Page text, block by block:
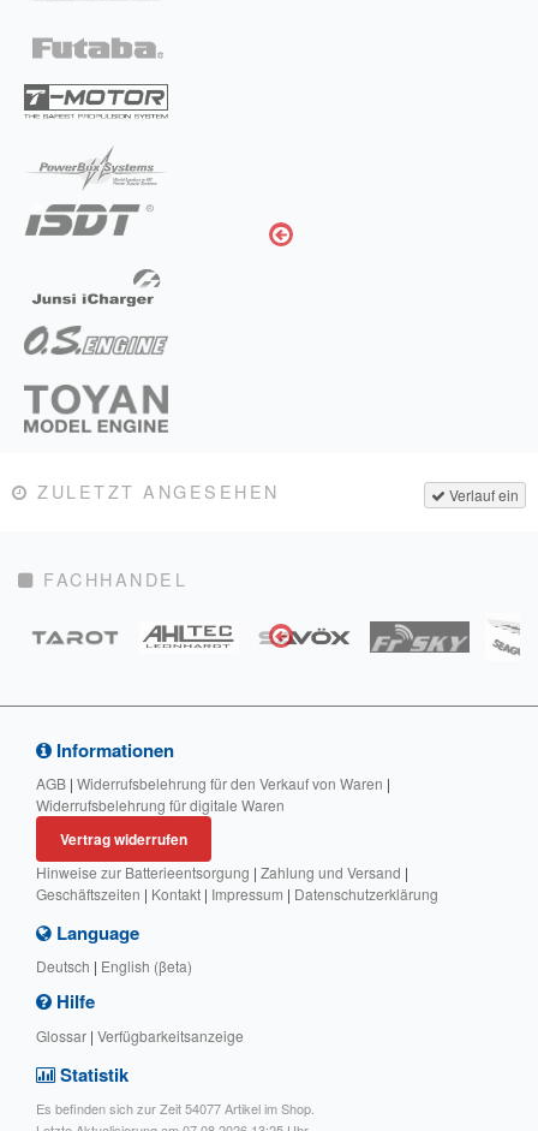
Verlauf ein
ZULETZT ANGESEHEN
FACHHANDEL
Informationen
AGB | Widerrufsbelehrung für den Verkauf von Waren |
Widerrufsbelehrung für digitale Waren
Vertrag widerrufen
Hinweise zur Batterieentsorgung | Zahlung und Versand |
Geschäftszeiten | Kontakt | Impressum | Datenschutzerklärung
Language
Deutsch | English (βeta)
Hilfe
Glossar | Verfügbarkeitsanzeige
Statistik
Es befinden sich zur Zeit 54077 Artikel im Shop.